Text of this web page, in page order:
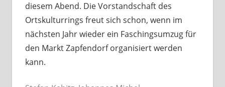
diesem Abend. Die Vorstandschaft des
Ortskulturrings freut sich schon, wenn im
nächsten Jahr wieder ein Faschingsumzug für
den Markt Zapfendorf organisiert werden
kann.